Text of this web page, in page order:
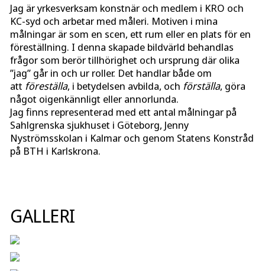
Jag är yrkesverksam konstnär och medlem i KRO och
KC-syd och arbetar med måleri. Motiven i mina
målningar är som en scen, ett rum eller en plats för en
föreställning. I denna skapade bildvärld behandlas
frågor som berör tillhörighet och ursprung där olika
”jag” går in och ur roller. Det handlar både om
att föreställa, i betydelsen avbilda, och förställa, göra
något oigenkännligt eller annorlunda.
Jag finns representerad med ett antal målningar på
Sahlgrenska sjukhuset i Göteborg, Jenny
Nyströmsskolan i Kalmar och genom Statens Konstråd
på BTH i Karlskrona.
GALLERI